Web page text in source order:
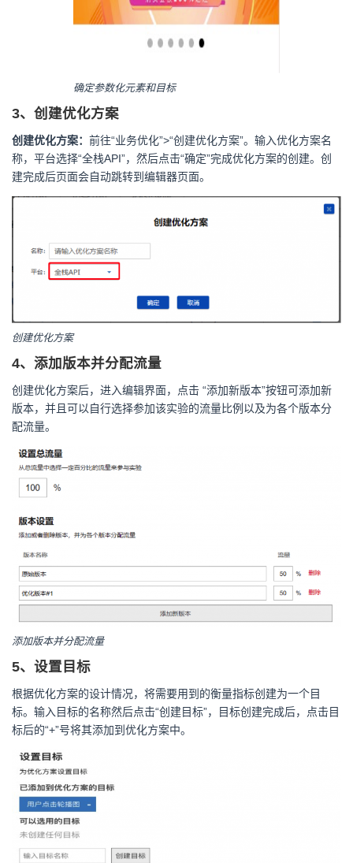
确定参数化元素和目标
3、创建优化方案
创建优化方案： 前往“业务优化”>“创建优化方案”。输入优化方案名
称，平台选择“全栈API”，然后点击“确定”完成优化方案的创建。创
建完成后页面会自动跳转到编辑器页面。
创建优化方案
4、添加版本并分配流量
创建优化方案后，进入编辑界面，点击 “添加新版本”按钮可添加新
版本，并且可以自行选择参加该实验的流量比例以及为各个版本分
配流量。
添加版本并分配流量
5、设置目标
根据优化方案的设计情况，将需要用到的衡量指标创建为一个目
标。输入目标的名称然后点击“创建目标”，目标创建完成后，点击目
标后的“+”号将其添加到优化方案中。